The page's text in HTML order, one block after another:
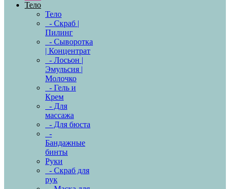
Тело
Тело
- Скраб |
Пилинг
- Сыворотка
| Концентрат
- Лосьон |
Эмульсия |
Молочко
- Гель и
Крем
- Для
массажа
- Для бюста
-
Бандажные
бинты
Руки
- Скраб для
рук